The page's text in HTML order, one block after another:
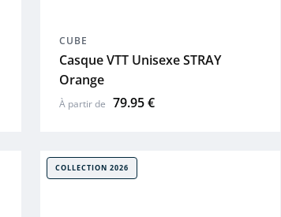
CUBE
Casque VTT Unisexe STRAY
Orange
À partir de 79.95 €
COLLECTION 2026